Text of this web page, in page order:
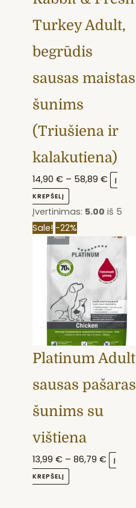
Turkey Adult,
begrūdis
sausas maistas
šunims
(Triušiena ir
kalakutiena)
14,90 € – 58,89 €
Į
KREPŠELĮ
page
Įvertinimas: 5.00 iš 5
Sale! -22%
Platinum Adult
sausas pašaras
šunims su
vištiena
13,99 € – 86,79 €
range:
13,99 €
through
86,79 €
Į
KREPŠELĮ
This
product
has
multiple
variants.
The
options
may
be
on
the
page